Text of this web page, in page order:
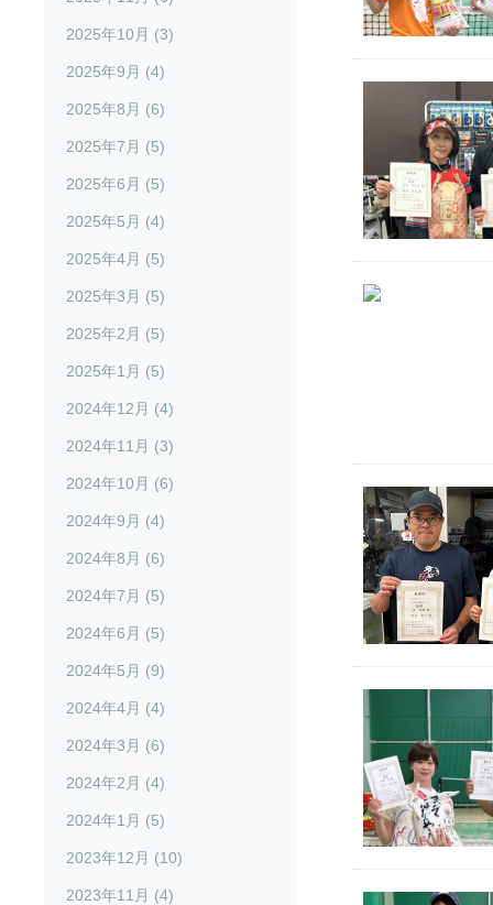
2025年10月 (3)
2025年9月 (4)
2025年8月 (6)
2025年7月 (5)
2025年6月 (5)
2025年5月 (4)
2025年4月 (5)
2025年3月 (5)
2025年2月 (5)
2025年1月 (5)
2024年12月 (4)
2024年11月 (3)
2024年10月 (6)
2024年9月 (4)
2024年8月 (6)
2024年7月 (5)
2024年6月 (5)
2024年5月 (9)
2024年4月 (4)
2024年3月 (6)
2024年2月 (4)
2024年1月 (5)
2023年12月 (10)
2023年11月 (4)